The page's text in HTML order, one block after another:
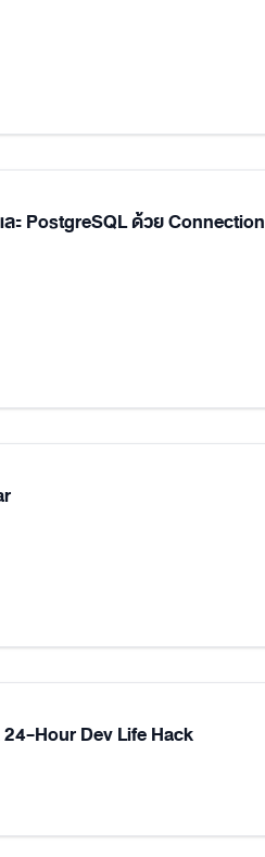
ะ PostgreSQL ด้วย Connection
Hour Dev Life Hack